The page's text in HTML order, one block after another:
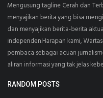
Mengusung tagline Cerah dan
menyajikan berita yang bisa
dan menyajikan berita-berita
independen.Harapan kami,
pembaca sebagai acuan
aliran informasi yang tak jelas
RANDOM POSTS